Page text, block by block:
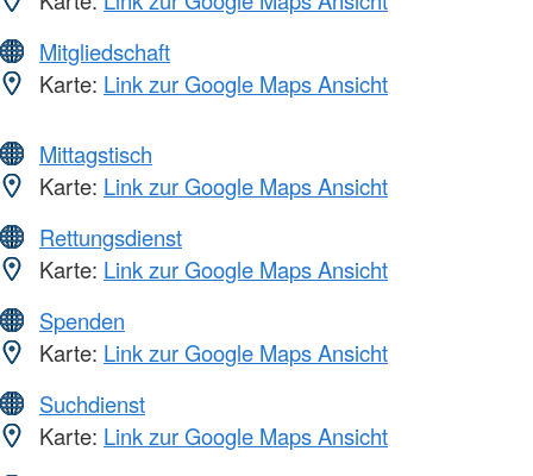
Mitgliedschaft
Karte: Link zur Google Maps Ansicht
Mittagstisch
Karte: Link zur Google Maps Ansicht
Rettungsdienst
Karte: Link zur Google Maps Ansicht
Spenden
Karte: Link zur Google Maps Ansicht
Suchdienst
Karte: Link zur Google Maps Ansicht